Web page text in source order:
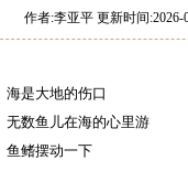
作者:李亚平 更新时间:2026-
海是大地的伤口
无数鱼儿在海的心里游
鱼鳍摆动一下